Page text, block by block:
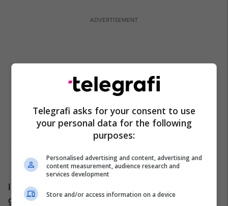
I treti është Holger Pedersen (1867-1953),
gjuhëtar danez, indoevropianist, albanolog i
Telegrafi asks for your consent to use
your personal data for the following
purposes:
Personalised advertising and content, advertising and
content measurement, audience research and
services development
Store and/or access information on a device